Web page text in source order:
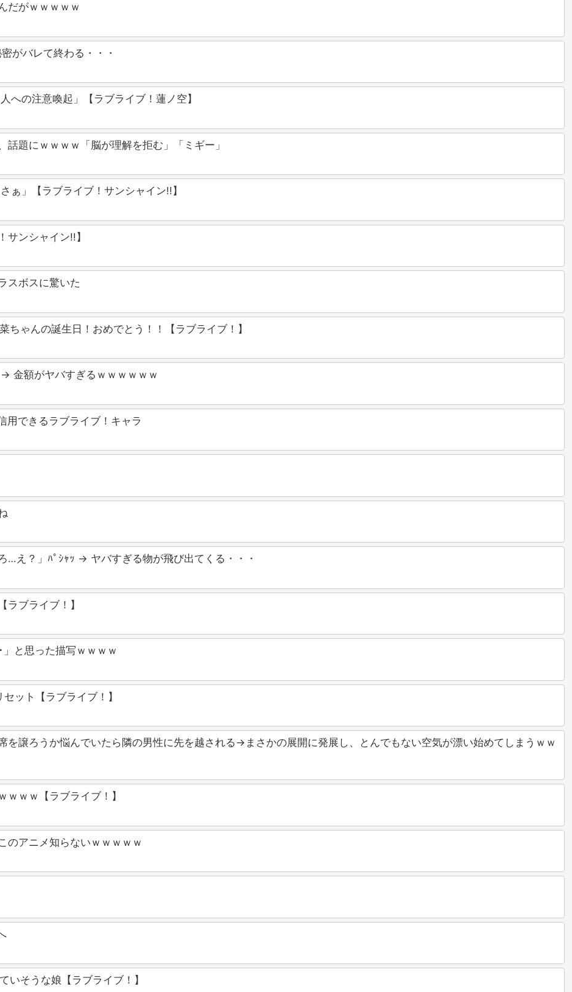
だがｗｗｗｗｗ
がバレて終わる・・・
への注意喚起」【ラブライブ！蓮ノ空】
題にｗｗｗｗ「脳が理解を拒む」「ミギー」
ぁ」【ラブライブ！サンシャイン!!】
サンシャイン!!】
スボスに驚いた
ちゃんの誕生日！おめでとう！！【ラブライブ！】
金額がヤバすぎるｗｗｗｗｗｗ
用できるラブライブ！キャラ
…え？」ﾊﾟｼｬｯ → ヤバすぎる物が飛び出てくる・・・
ブライブ！】
」と思った描写ｗｗｗｗ
ット【ラブライブ！】
を譲ろうか悩んでいたら隣の男性に先を越される→まさかの展開に発展し、とんでもない空気が漂い始めてしまうｗｗ
ｗｗｗ【ラブライブ！】
のアニメ知らないｗｗｗｗｗ
いそうな娘【ラブライブ！】